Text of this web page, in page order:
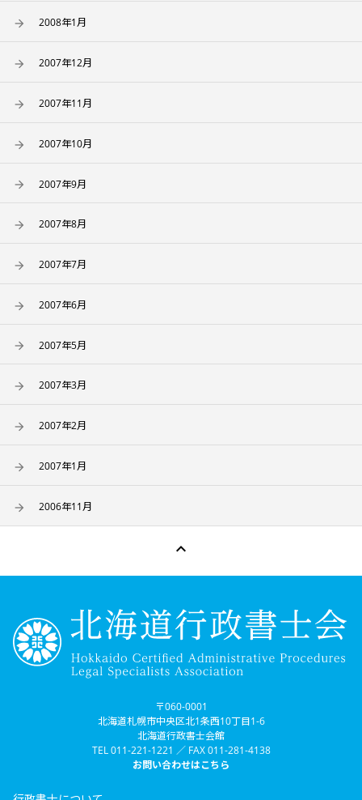
2008年1月
2007年12月
2007年11月
2007年10月
2007年9月
2007年8月
2007年7月
2007年6月
2007年5月
2007年3月
2007年2月
2007年1月
2006年11月

〒060-0001
北海道札幌市中央区北1条西10丁目1-6
北海道行政書士会館
TEL 011-221-1221 ／ FAX 011-281-4138
お問い合わせはこちら